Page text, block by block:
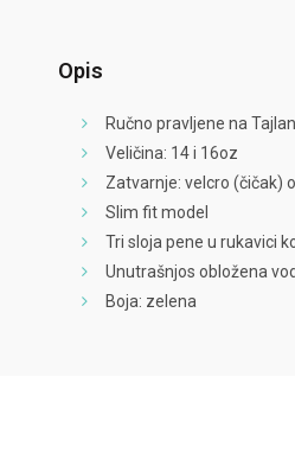
Opis
Ručno pravljene na
Veličina: 14 i 16oz
Zatvarnje: velcro (čičak)
Slim fit model
Tri sloja pene u rukavici
Unutrašnjos obložena
Boja: zelena